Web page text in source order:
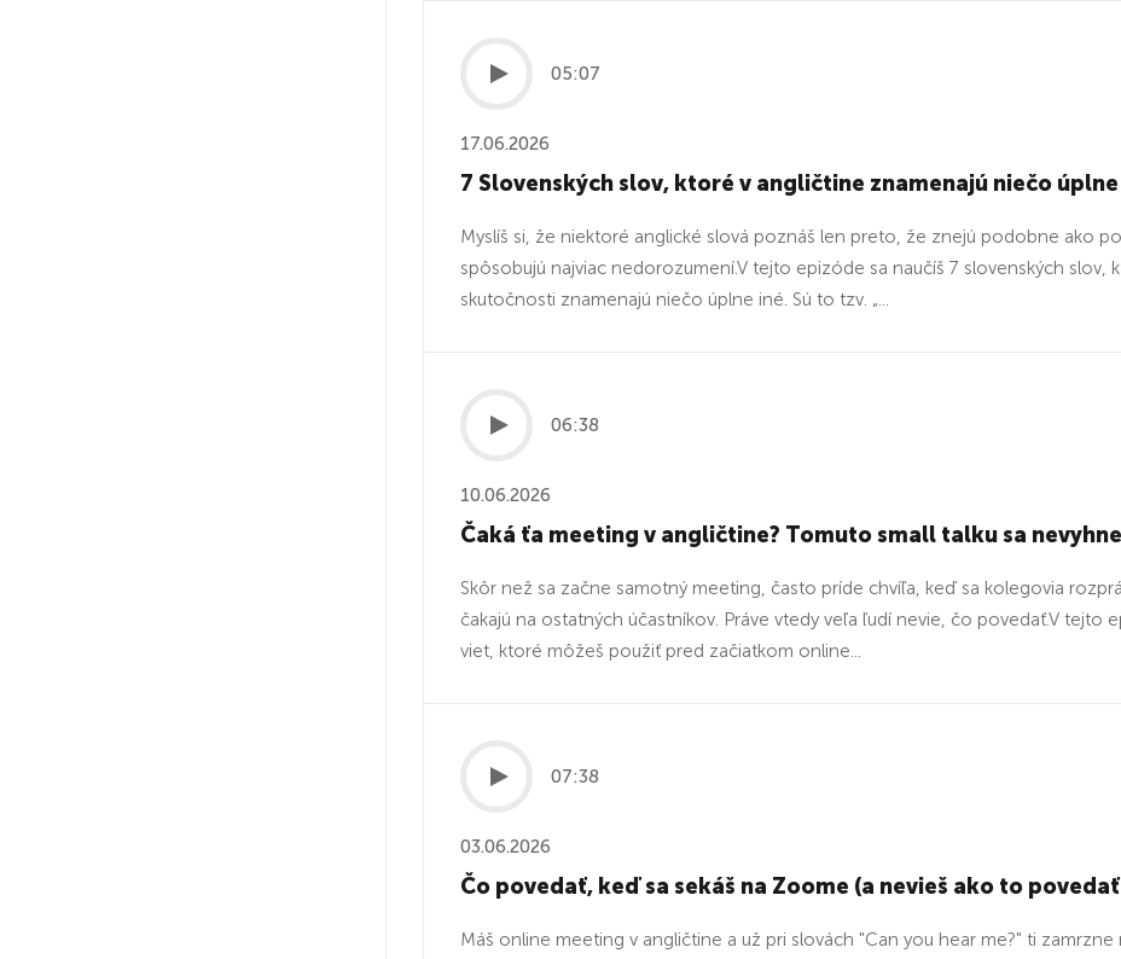
05:07
17.06.2026
7 Slovenských slov, ktoré v angličtine znamenajú niečo
Myslíš si, že niektoré anglické slová poznáš len preto, že znejú podobne ako
spôsobujú najviac nedorozumení.V tejto epizóde sa naučíš 7 slovenských slov,
skutočnosti znamenajú niečo úplne iné. Sú to tzv. „...
06:38
10.06.2026
Čaká ťa meeting v angličtine? Tomuto small talku sa
Skôr než sa začne samotný meeting, často príde chvíľa, keď sa kolegovia
čakajú na ostatných účastníkov. Práve vtedy veľa ľudí nevie, čo povedať.V tejto
viet, ktoré môžeš použiť pred začiatkom online...
07:38
03.06.2026
Čo povedať, keď sa sekáš na Zoome (a nevieš ako to
Máš online meeting v angličtine a už pri slovách "Can you hear me?" ti